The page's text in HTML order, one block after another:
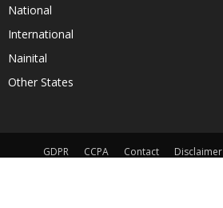
National
International
Nainital
Other States
GDPR CCPA Contact Disclaimer